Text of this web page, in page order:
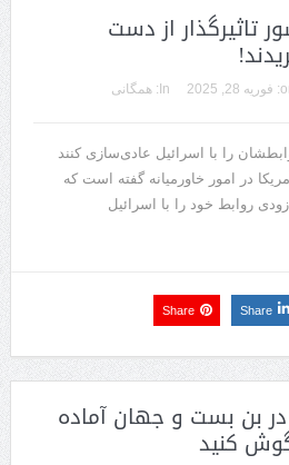
تاثیرگذار از دست
فوریه 28, 2025 In: همگانی
را با اسرائیل عادی‌سازی کنند
در امور خاورمیانه گفته است که
روابط خود را با اسرائیل
Share
Share
در بن بست و جهان آماده
کنید